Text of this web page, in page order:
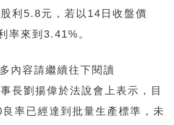
利5.8元，若以14日收盤價
率來到3.41%。
內容請繼續往下閱讀
長劉揚偉於法說會上表示，目
率已經達到批量生產標準，未